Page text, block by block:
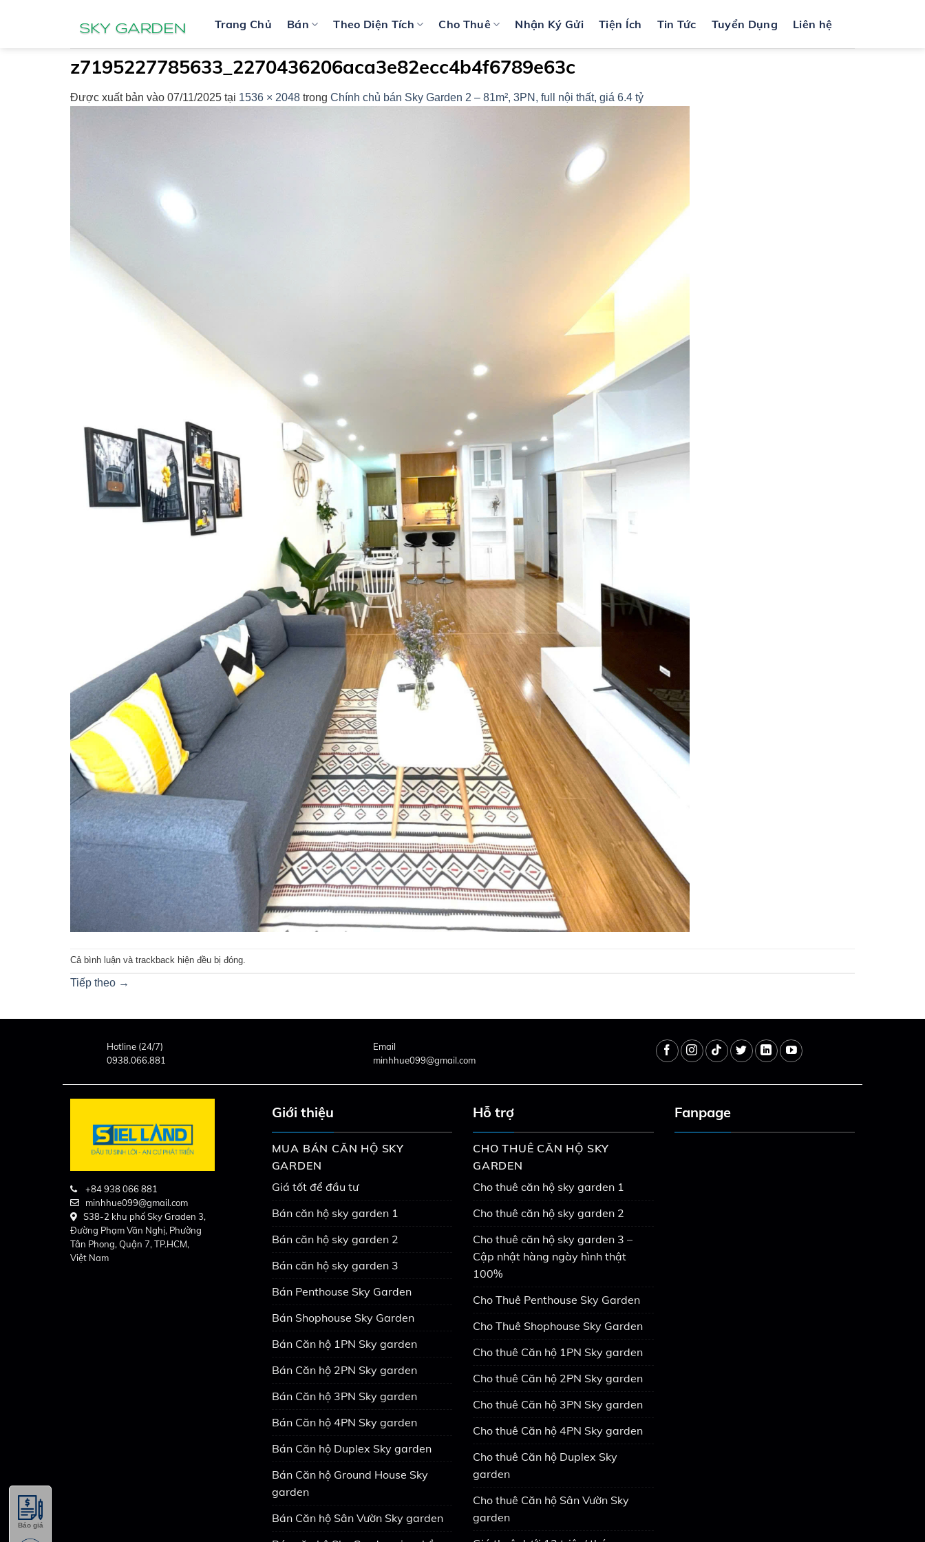
Trang Chủ Bán Theo Diện Tích Cho Thuê Nhận Ký Gửi Tiện Ích Tin Tức Tuyển Dụng Liên hệ
z7195227785633_2270436206aca3e82ecc4b4f6789e63c
Được xuất bản vào 07/11/2025 tại 1536 × 2048 trong Chính chủ bán Sky Garden 2 – 81m², 3PN, full nội thất, giá 6.4 tỷ
Cả bình luận và trackback hiện đều bị đóng.
Tiếp theo →
Hotline (24/7)
0938.066.881
Email
minhhue099@gmail.com
+84 938 066 881
minhhue099@gmail.com
S38-2 khu phố Sky Graden 3,
Đường Phạm Văn Nghị, Phường
Tân Phong, Quận 7, TP.HCM,
Việt Nam
Giới thiệu
MUA BÁN CĂN HỘ SKY
GARDEN
Giá tốt để đầu tư
Bán căn hộ sky garden 1
Bán căn hộ sky garden 2
Bán căn hộ sky garden 3
Bán Penthouse Sky Garden
Bán Shophouse Sky Garden
Bán Căn hộ 1PN Sky garden
Bán Căn hộ 2PN Sky garden
Bán Căn hộ 3PN Sky garden
Bán Căn hộ 4PN Sky garden
Bán Căn hộ Duplex Sky garden
Bán Căn hộ Ground House Sky
garden
Bán Căn hộ Sân Vườn Sky garden
Hỗ trợ
CHO THUÊ CĂN HỘ SKY
GARDEN
Cho thuê căn hộ sky garden 1
Cho thuê căn hộ sky garden 2
Cho thuê căn hộ sky garden 3 –
Cập nhật hàng ngày hình thật
100%
Cho Thuê Penthouse Sky Garden
Cho Thuê Shophouse Sky Garden
Cho thuê Căn hộ 1PN Sky garden
Cho thuê Căn hộ 2PN Sky garden
Cho thuê Căn hộ 3PN Sky garden
Cho thuê Căn hộ 4PN Sky garden
Cho thuê Căn hộ Duplex Sky
garden
Cho thuê Căn hộ Sân Vườn Sky
garden
Fanpage
Báo giá